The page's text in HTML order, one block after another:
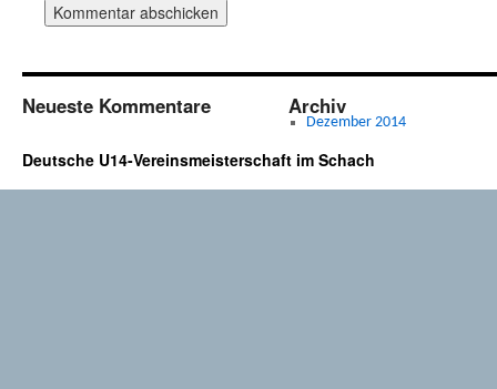
Neueste Kommentare Archiv
Dezember 2014
Deutsche U14-Vereinsmeisterschaft im Schach